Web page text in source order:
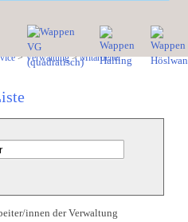
>Verwaltung>Mitarbeiter
innen der Verwaltung